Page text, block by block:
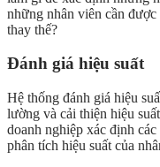
những nhân viên cần
thay thế?
Đánh giá hiệu suất
Hệ thống đánh giá hiệu
lường và cải thiện hiệu
doanh nghiệp xác định
phân tích hiệu suất của